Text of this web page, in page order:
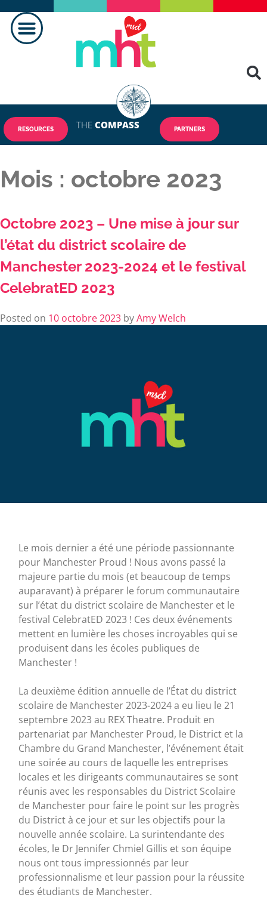
RESOURCES THE COMPASS PARTNERS
Mois : octobre 2023
Octobre 2023 – Une mise à jour sur
l’état du district scolaire de
Manchester 2023-2024 et le festival
CelebratED 2023
Posted on 10 octobre 2023 byAmy Welch
Le mois dernier a été une période passionnante
pour Manchester Proud ! Nous avons passé la
majeure partie du mois (et beaucoup de temps
auparavant) à préparer le forum communautaire
sur l’état du district scolaire de Manchester et le
festival CelebratED 2023 ! Ces deux événements
mettent en lumière les choses incroyables qui se
produisent dans les écoles publiques de
Manchester !
La deuxième édition annuelle de l’État du district
scolaire de Manchester 2023-2024 a eu lieu le 21
septembre 2023 au REX Theatre. Produit en
partenariat par Manchester Proud, le District et la
Chambre du Grand Manchester, l’événement était
une soirée au cours de laquelle les entreprises
locales et les dirigeants communautaires se sont
réunis avec les responsables du District Scolaire
de Manchester pour faire le point sur les progrès
du District à ce jour et sur les objectifs pour la
nouvelle année scolaire. La surintendante des
écoles, le Dr Jennifer Chmiel Gillis et son équipe
nous ont tous impressionnés par leur
professionnalisme et leur passion pour la réussite
des étudiants de Manchester.